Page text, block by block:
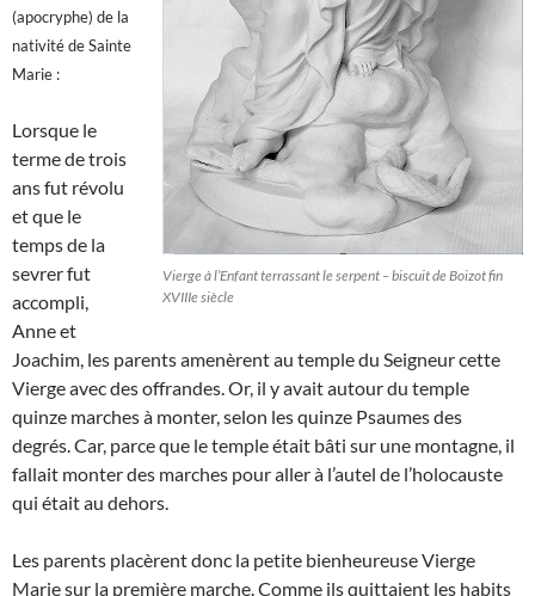
Vierge à l’Enfant terrassant le serpent – biscuit de Boizot fin
XVIIIe siècle
(apocryphe) de la
nativité de Sainte
Marie :
Lorsque le
terme de trois
ans fut révolu
et que le
temps de la
sevrer fut
accompli,
Anne et
Joachim, les parents amenèrent au temple du Seigneur cette
Vierge avec des offrandes. Or, il y avait autour du temple
quinze marches à monter, selon les quinze Psaumes des
degrés. Car, parce que le temple était bâti sur une montagne, il
fallait monter des marches pour aller à l’autel de l’holocauste
qui était au dehors.
Les parents placèrent donc la petite bienheureuse Vierge
Marie sur la première marche. Comme ils quittaient les habits